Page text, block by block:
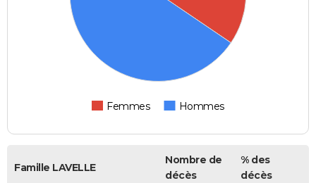
Femmes Hommes
Famille LAVELLE
Nombre de
décès
% des
décès